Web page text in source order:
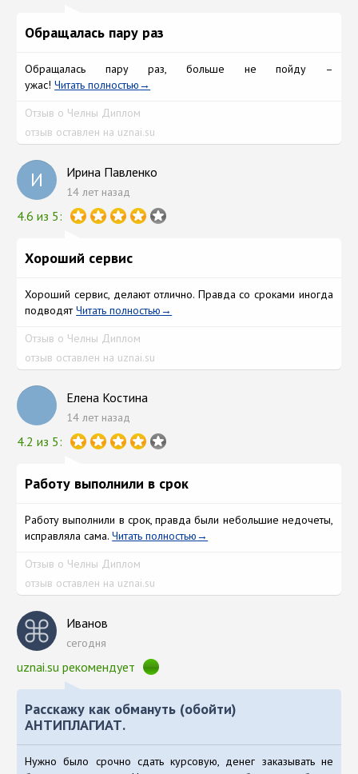
Обращалась пару раз
Обращалась пару раз, больше не пойду –
ужас!Читать полностью
Отзыв о Челны Диплом
отзыв оставлен на uznai.su
И Ирина Павленко
14 лет назад
4.6 из 5:
Хороший сервис
Хороший сервис, делают отлично. Правда со сроками иногда
подводятЧитать полностью
Отзыв о Челны Диплом
отзыв оставлен на uznai.su
Елена Костина
14 лет назад
4.2 из 5:
Работу выполнили в срок
Работу выполнили в срок, правда были небольшие недочеты,
исправляла сама.Читать полностью
Отзыв о Челны Диплом
отзыв оставлен на uznai.su
Иванов
сегодня
uznai.su рекомендует
Расскажу как обмануть (обойти)
АНТИПЛАГИАТ.
Нужно было срочно сдать курсовую, денег заказывать не